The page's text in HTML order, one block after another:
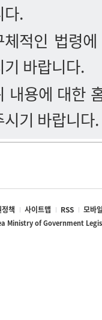
다.
체적인 법령
기 바랍니다.
내용에 대한
시기 바랍니다.
책 사이트맵 RSS 모바
Ministry of Government